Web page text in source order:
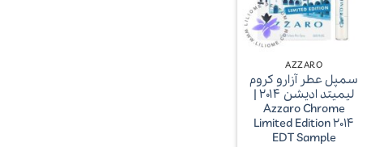
+
AZZARO
سمپل عطر آزارو کروم
لیمیتد ادیشن ۲۰۱۴ |
Azzaro Chrome
Limited Edition 2014
EDT Sample